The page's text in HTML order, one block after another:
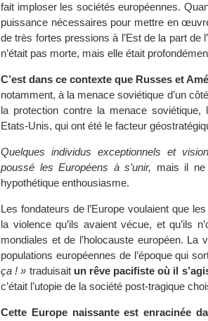
fait imploser les sociétés européennes.
puissance nécessaires pour mettre en
de très fortes pressions à l’Est de la part de
n’était pas morte, mais elle était
C’est dans ce contexte que Russes et
notamment, à la menace soviétique d’un
la protection contre la menace
Etats-Unis, qui ont été le facteur
Quelques individus exceptionnels et
poussé les Européens à s’unir, mais il ne
hypothétique enthousiasme.
Les fondateurs de l’Europe voulaient que
la violence qu’ils avaient vécue, et qu’ils
mondiales et de l’holocauste européen.
populations européennes de l’époque qui
ça ! » traduisait un rêve pacifiste où il
c’était l’utopie de la société post-tragique
Cette Europe naissante est enracinée